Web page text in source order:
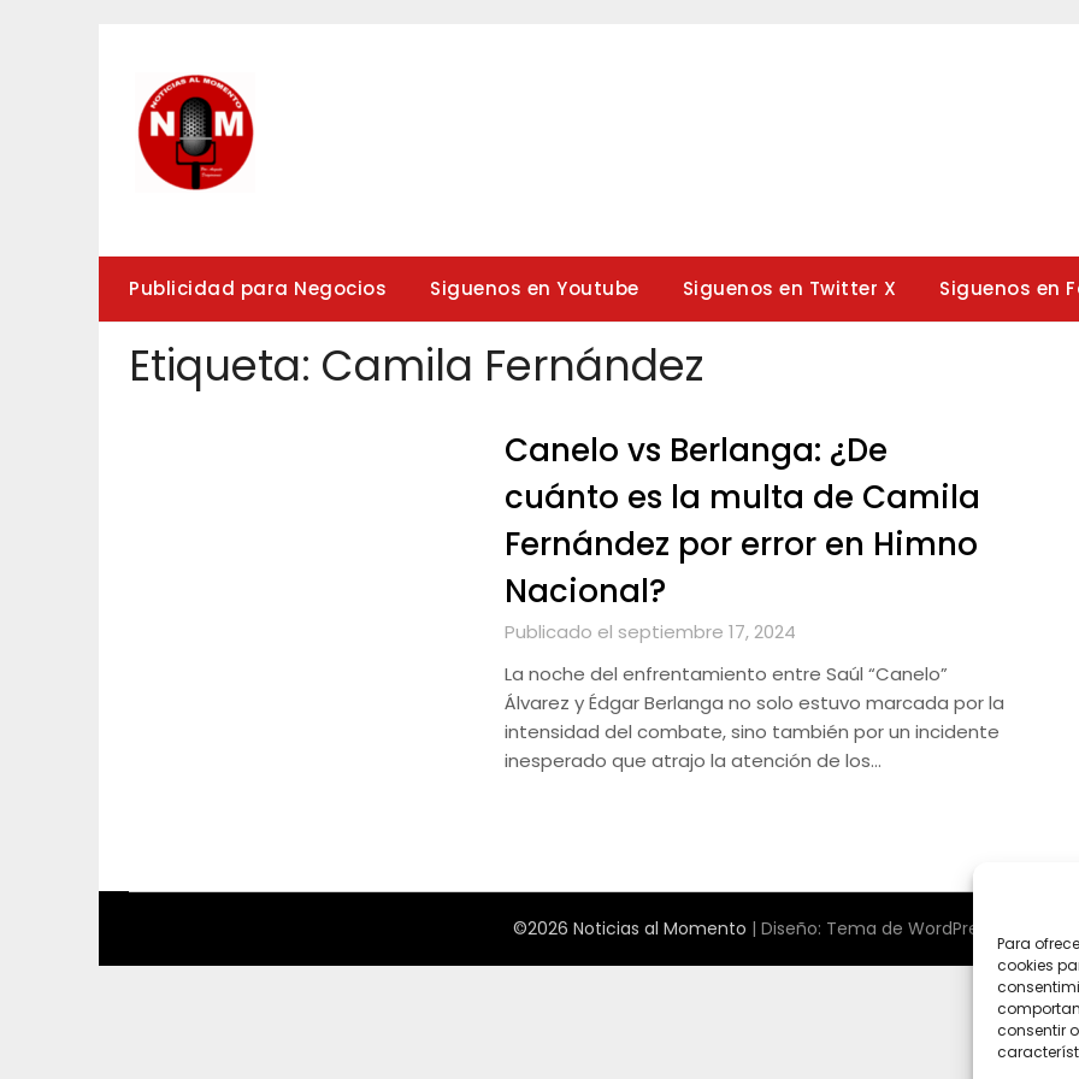
Publicidad para Negocios Siguenos en Youtube Siguenos en Twitter X Siguenos en
Etiqueta: Camila Fernández
Canelo vs Berlanga: ¿De
cuánto es la multa de Camila
Fernández por error en Himno
Nacional?
Publicado el septiembre 17, 2024
La noche del enfrentamiento entre Saúl “Canelo”
Álvarez y Édgar Berlanga no solo estuvo marcada por la
intensidad del combate, sino también por un incidente
inesperado que atrajo la atención de los…
©2026 Noticias al Momento | Diseño: Tema de WordPress
Para
cookies
consentir